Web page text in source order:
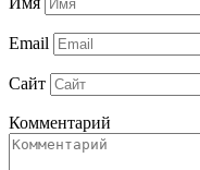
Email
Сайт
Комментарий